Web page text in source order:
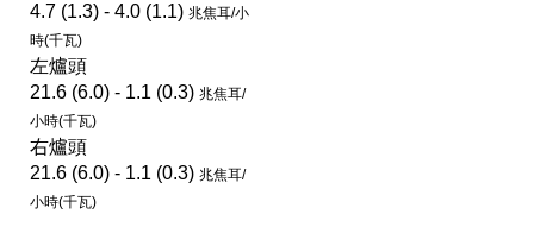
4.7 (1.3) - 4.0 (1.1) 兆焦耳/小
時(千瓦)
左爐頭
21.6 (6.0) - 1.1 (0.3) 兆焦耳/
小時(千瓦)
右爐頭
21.6 (6.0) - 1.1 (0.3) 兆焦耳/
小時(千瓦)